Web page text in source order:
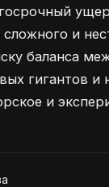
и
баланса
гигантов
и